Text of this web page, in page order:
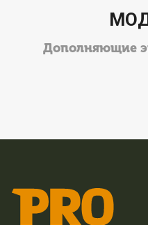
Дополняющие